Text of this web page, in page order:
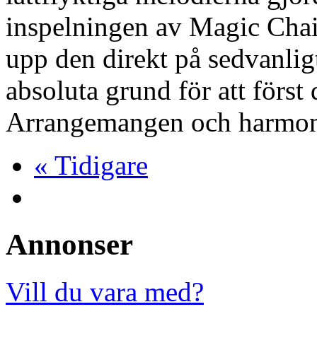
inspelningen av Magic
upp den direkt på
absoluta grund för att
Arrangemangen och
« Tidigare
Annonser
Vill du vara med?